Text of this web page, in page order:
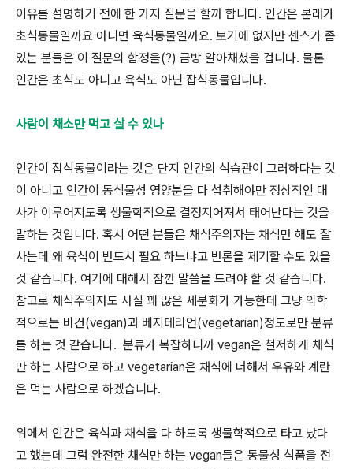
이유를 설명하기 전에 한 가지 질문을 할까 합니다. 인간은 본래가
초식동물일까요 아니면 육식동물일까요. 보기에 없지만 센스가 좀
있는 분들은 이 질문의 함정을(?) 금방 알아채셨을 겁니다. 물론
인간은 초식도 아니고 육식도 아닌 잡식동물입니다.
사람이 채소만 먹고 살 수 있나
인간이 잡식동물이라는 것은 단지 인간의 식습관이 그러하다는 것
이 아니고 인간이 동식물성 영양분을 다 섭취해야만 정상적인 대
사가 이루어지도록 생물학적으로 결정지어져서 태어난다는 것을
말하는 것입니다. 혹시 어떤 분들은 채식주의자는 채식만 해도 잘
사는데 왜 육식이 반드시 필요 하느냐고 반론을 제기할 수도 있을
것 같습니다. 여기에 대해서 잠깐 말씀을 드려야 할 것 같습니다.
참고로 채식주의자도 사실 꽤 많은 세분화가 가능한데 그냥 의학
적으로는 비건(vegan)과 베지테리언(vegetarian)정도로만 분류
를 하는 것 같습니다. 분류가 복잡하니까 vegan은 철저하게 채식
만 하는 사람으로 하고 vegetarian은 채식에 더해서 우유와 계란
은 먹는 사람으로 하겠습니다.
위에서 인간은 육식과 채식을 다 하도록 생물학적으로 타고 났다
고 했는데 그럼 완전한 채식만 하는 vegan들은 동물성 식품을 전